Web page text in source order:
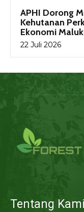
APHI Dorong
Kehutanan
Ekonomi
22 Juli 2026
Tentang Kami